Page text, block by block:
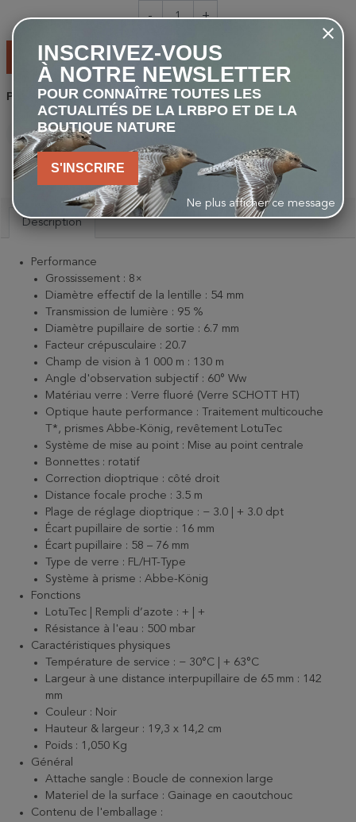
- +
AJOUTER AU PANIER
Partager
PARTAGERTWEETPINTEREST
Description
Performance
Grossissement : 8×
Diamètre effectif de la lentille : 54 mm
Transmission de lumière : 95 %
Diamètre pupillaire de sortie : 6.7 mm
Facteur crépusculaire : 20.7
Champ de vision à 1 000 m : 130 m
Angle d'observation subjectif : 60° Ww
Matériau verre : Verre fluoré (Verre SCHOTT HT)
Optique haute performance : Traitement multicouche
T*, prismes Abbe-König, revêtement LotuTec
Système de mise au point : Mise au point centrale
Bonnettes : rotatif
Correction dioptrique : côté droit
Distance focale proche : 3.5 m
Plage de réglage dioptrique : − 3.0 | + 3.0 dpt
Écart pupillaire de sortie : 16 mm
Écart pupillaire : 58 – 76 mm
Type de verre : FL/HT-Type
Système à prisme : Abbe-König
Fonctions
LotuTec | Rempli d’azote : + | +
Résistance à l'eau : 500 mbar
Caractéristiques physiques
Température de service : − 30°C | + 63°C
Largeur à une distance interpupillaire de 65 mm : 142
mm
Couleur : Noir
Hauteur & largeur : 19,3 x 14,2 cm
Poids : 1,050 Kg
Général
Attache sangle : Boucle de connexion large
Materiel de la surface : Gainage en caoutchouc
Contenu de l'emballage :
INSCRIVEZ-VOUS
À NOTRE NEWSLETTER
POUR CONNAÎTRE TOUTES LES
ACTUALITÉS DE LA LRBPO ET DE LA
BOUTIQUE NATURE
S'INSCRIRE
Ne plus afficher ce message